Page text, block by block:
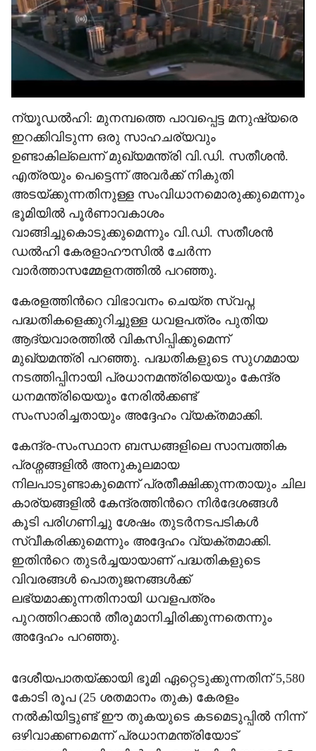
ന്യൂഡൽഹി: മുനമ്പത്തെ പാവപ്പെട്ട മനുഷ്യരെ
ഇറക്കിവിടുന്ന ഒരു സാഹചര്യവും
ഉണ്ടാകില്ലെന്ന് മുഖ്യമന്ത്രി വി.ഡി. സതീശൻ.
എത്രയും പെട്ടെന്ന് അവർക്ക് നികുതി
അടയ്ക്കുന്നതിനുള്ള സംവിധാനമൊരുക്കുമെന്നും
ഭൂമിയിൽ പൂർണാവകാശം
വാങ്ങിച്ചുകൊടുക്കുമെന്നും വി.ഡി. സതീശൻ
ഡൽഹി കേരളാഹൗസിൽ ചേർന്ന
വാർത്താസമ്മേളനത്തിൽ പറഞ്ഞു.
കേരളത്തിന്‍റെ വിഭാവനം ചെയ്ത സ്വപ്ന
പദ്ധതികളെക്കുറിച്ചുള്ള ധവളപത്രം പുതിയ
ആദ്യവാരത്തിൽ വികസിപ്പിക്കുമെന്ന്
മുഖ്യമന്ത്രി പറഞ്ഞു. പദ്ധതികളുടെ സുഗമമായ
നടത്തിപ്പിനായി പ്രധാനമന്ത്രിയെയും കേന്ദ്ര
ധനമന്ത്രിയെയും നേരിൽക്കണ്ട്
സംസാരിച്ചതായും അദ്ദേഹം വ്യക്തമാക്കി.
കേന്ദ്ര-സംസ്ഥാന ബന്ധങ്ങളിലെ സാമ്പത്തിക
പ്രശ്നങ്ങളിൽ അനുകൂലമായ
നിലപാടുണ്ടാകുമെന്ന് പ്രതീക്ഷിക്കുന്നതായും ചില
കാര്യങ്ങളിൽ കേന്ദ്രത്തിന്‍റെ നിർദേശങ്ങൾ
കൂടി പരിഗണിച്ചു ശേഷം തുടർനടപടികൾ
സ്വീകരിക്കുമെന്നും അദ്ദേഹം വ്യക്തമാക്കി.
ഇതിന്‍റെ തുടർച്ചയായാണ് പദ്ധതികളുടെ
വിവരങ്ങൾ പൊതുജനങ്ങൾക്ക്
ലഭ്യമാക്കുന്നതിനായി ധവളപത്രം
പുറത്തിറക്കാൻ തീരുമാനിച്ചിരിക്കുന്നതെന്നും
അദ്ദേഹം പറഞ്ഞു.
ദേശീയപാതയ്ക്കായി ഭൂമി ഏറ്റെടുക്കുന്നതിന് 5,580
കോടി രൂപ (25 ശതമാനം തുക) കേരളം
നൽകിയിട്ടുണ്ട് ഈ തുകയുടെ കടമെടുപ്പിൽ നിന്ന്
ഒഴിവാക്കണമെന്ന് പ്രധാനമന്ത്രിയോട്